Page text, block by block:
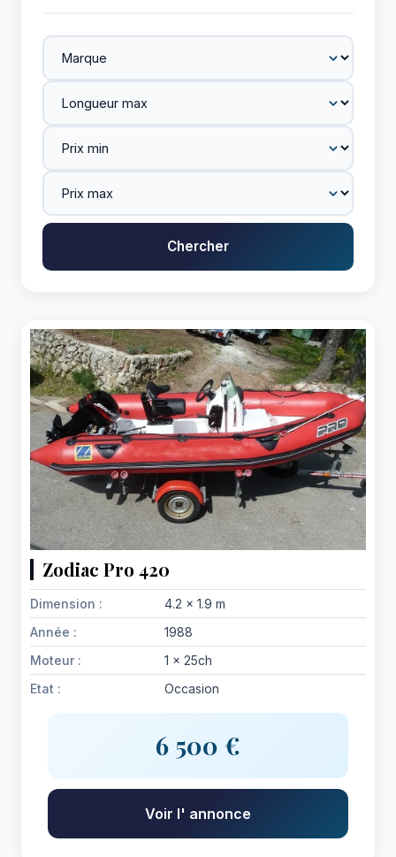
Chercher
Zodiac Pro 420
Dimension :
4.2 x 1.9 m
Année :
1988
Moteur :
1 x 25ch
Etat :
Occasion
6 500 €
Voir l' annonce